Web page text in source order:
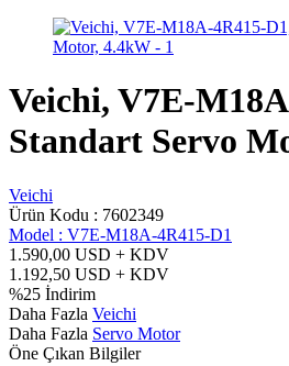
Veichi, V7E-
Standart Servo
Veichi
Ürün Kodu : 7602349
Model : V7E-M18A-4R415-D1
1.590,00 USD + KDV
1.192,50 USD + KDV
%25 İndirim
Daha Fazla Veichi
Daha Fazla Servo Motor
Öne Çıkan Bilgiler